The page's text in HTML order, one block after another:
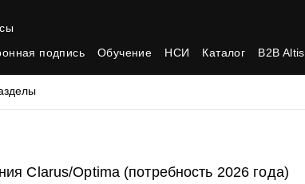
подпись Обучение НСИ Каталог B2B Altis
Clarus/Optima (потребность 2026 года)